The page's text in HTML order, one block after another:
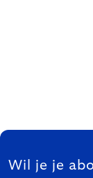
FOOTER
Wil je je